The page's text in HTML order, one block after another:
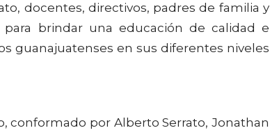
docentes, directivos, padres de familia y
para brindar una educación de calidad e
guanajuatenses en sus diferentes niveles
conformado por Alberto Serrato, Jonathan